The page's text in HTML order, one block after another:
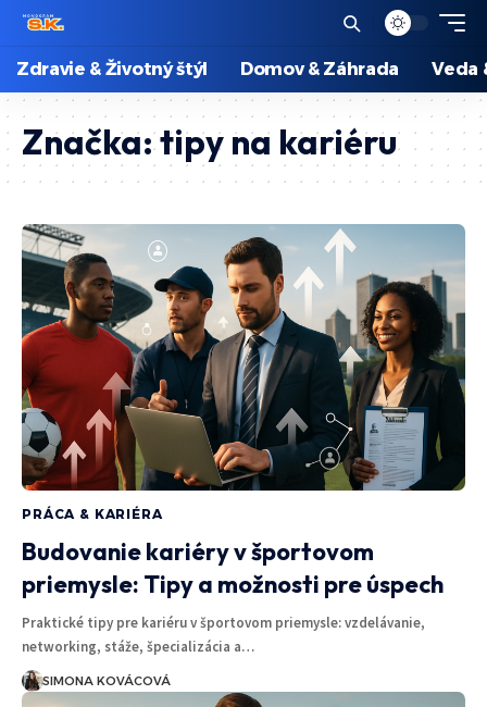
Zdravie & Životný štýl Domov & Záhrada Veda
Značka:tipy na kariéru
PRÁCA & KARIÉRA
Budovanie kariéry v športovom
priemysle: Tipy a možnosti pre úspech
Praktické tipy pre kariéru v športovom priemysle: vzdelávanie,
networking, stáže, špecializácia a…
SIMONA KOVÁCOVÁ